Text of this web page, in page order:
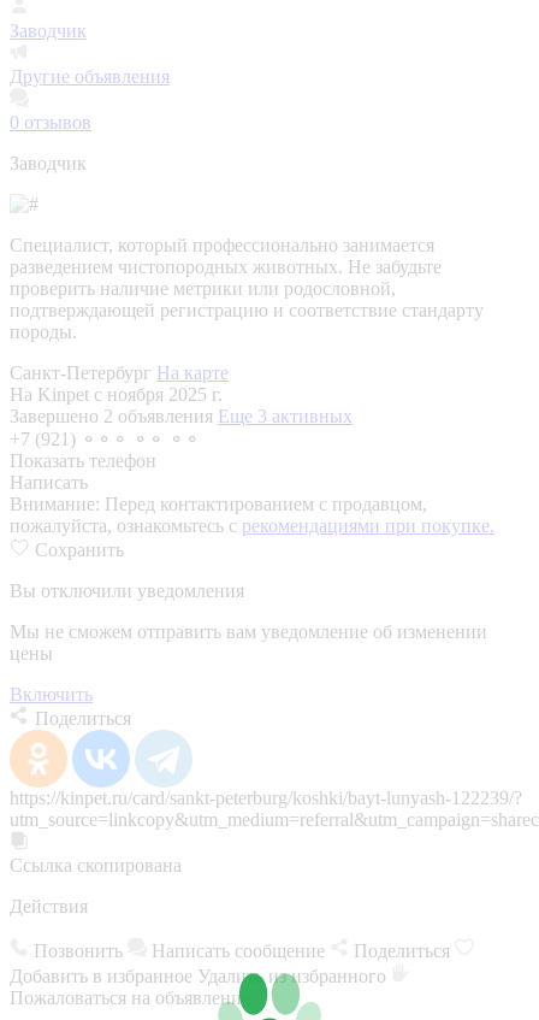
Заводчик
Другие объявления
0 отзывов
Заводчик
Специалист, который профессионально занимается
разведением чистопородных животных. Не забудьте
проверить наличие метрики или родословной,
подтверждающей регистрацию и соответствие стандарту
породы.
Санкт-Петербург На карте
На Kinpet c ноября 2025 г.
Завершено 2 объявления Еще 3 активных
+7 (921) ⚬⚬⚬ ⚬⚬ ⚬⚬
Показать телефон
Написать
Внимание: Перед контактированием с продавцом,
пожалуйста, ознакомьтесь с рекомендациями при покупке.
Сохранить
Вы отключили уведомления
Мы не сможем отправить вам уведомление об изменении
цены
Включить
Поделиться
https://kinpet.ru/card/sankt-peterburg/koshki/bayt-lunyash-122239/?
Ссылка скопирована
Действия
Позвонить Написать сообщение
Поделиться
Добавить в избранное Удалить из избранного
Пожаловаться на объявление